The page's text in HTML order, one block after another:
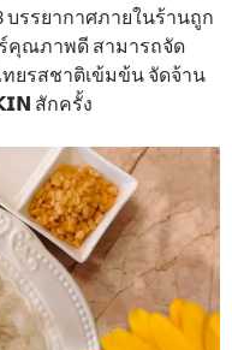
รรยากาศภายในร้านถูก
คุณภาพดี สามารถจัด
ทยรสชาติเข้มข้น จัดจ้าน
สักครั้ง